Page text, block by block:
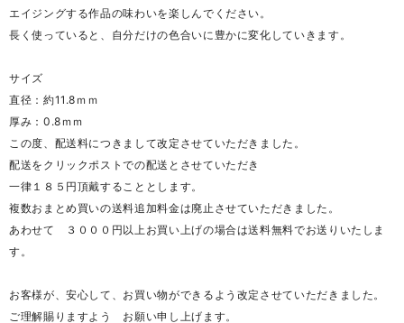
エイジングする作品の味わいを楽しんでください。
長く使っていると、自分だけの色合いに豊かに変化していきます。
サイズ
直径：約11.8ｍｍ
厚み：0.8ｍｍ
この度、配送料につきまして改定させていただきました。
配送をクリックポストでの配送とさせていただき
一律１８５円頂戴することとします。
複数おまとめ買いの送料追加料金は廃止させていただきました。
あわせて ３０００円以上お買い上げの場合は送料無料でお送りいたしま
す。
お客様が、安心して、お買い物ができるよう改定させていただきました。
ご理解賜りますよう お願い申し上げます。